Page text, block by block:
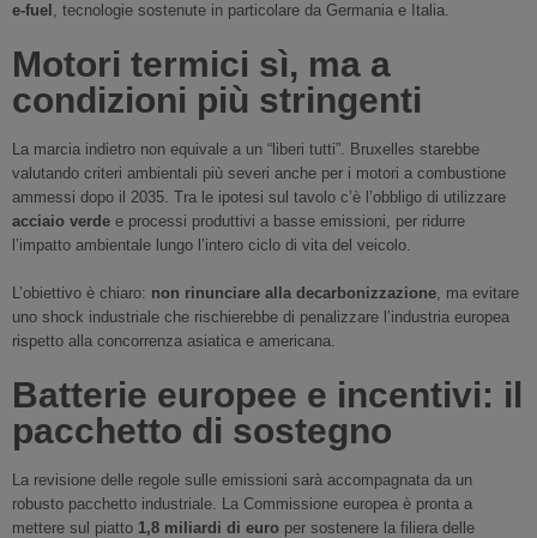
e-fuel , tecnologie sostenute in particolare da Germania e Italia.
Motori termici sì, ma a
condizioni più stringenti
La marcia indietro non equivale a un “liberi tutti”. Bruxelles starebbe
valutando criteri ambientali più severi anche per i motori a combustione
ammessi dopo il 2035. Tra le ipotesi sul tavolo c’è l’obbligo di utilizzare
acciaio verde e processi produttivi a basse emissioni, per ridurre
l’impatto ambientale lungo l’intero ciclo di vita del veicolo.
L’obiettivo è chiaro: non rinunciare alla decarbonizzazione, ma evitare
uno shock industriale che rischierebbe di penalizzare l’industria europea
rispetto alla concorrenza asiatica e americana.
Batterie europee e incentivi: il
pacchetto di sostegno
La revisione delle regole sulle emissioni sarà accompagnata da un
robusto pacchetto industriale. La Commissione europea è pronta a
mettere sul piatto 1,8 miliardi di euro per sostenere la filiera delle